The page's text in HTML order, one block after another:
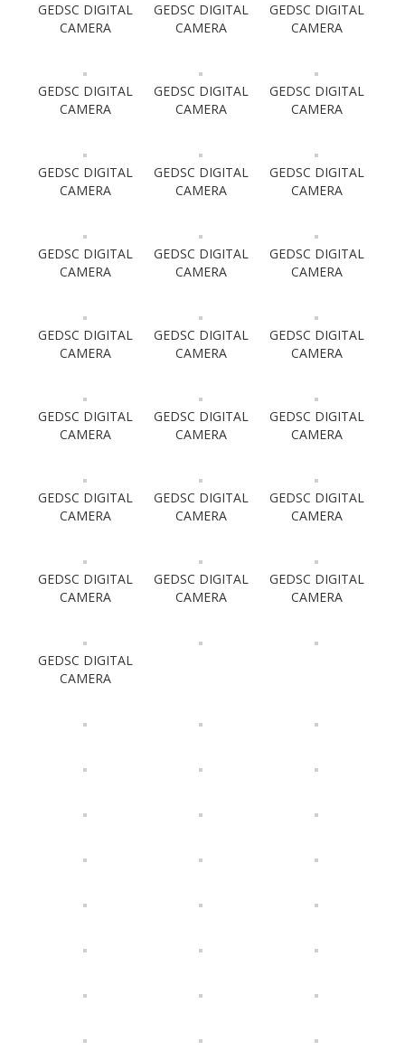
GEDSC DIGITAL
CAMERA
GEDSC DIGITAL
CAMERA
GEDSC DIGITAL
CAMERA
GEDSC DIGITAL
CAMERA
GEDSC DIGITAL
CAMERA
GEDSC DIGITAL
CAMERA
GEDSC DIGITAL
CAMERA
GEDSC DIGITAL
CAMERA
GEDSC DIGITAL
CAMERA
GEDSC DIGITAL
CAMERA
GEDSC DIGITAL
CAMERA
GEDSC DIGITAL
CAMERA
GEDSC DIGITAL
CAMERA
GEDSC DIGITAL
CAMERA
GEDSC DIGITAL
CAMERA
GEDSC DIGITAL
CAMERA
GEDSC DIGITAL
CAMERA
GEDSC DIGITAL
CAMERA
GEDSC DIGITAL
CAMERA
GEDSC DIGITAL
CAMERA
GEDSC DIGITAL
CAMERA
GEDSC DIGITAL
CAMERA
GEDSC DIGITAL
CAMERA
GEDSC DIGITAL
CAMERA
GEDSC DIGITAL
CAMERA